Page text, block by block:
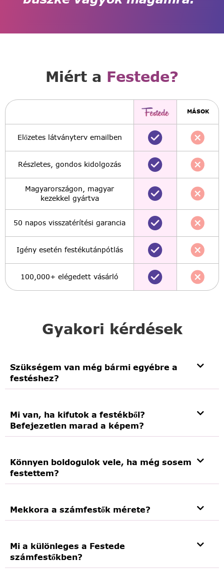
Gyakori kérdések
Szükségem van még bármi egyébre a
festéshez?
Mi van, ha kifutok a festékből?
Befejezetlen marad a képem?
Könnyen boldogulok vele, ha még sosem
festettem?
Mekkora a számfestők mérete?
Mi a különleges a Festede
számfestőkben?
Miért a Festede?
MÁSOK
Előzetes látványterv emailben
Részletes, gondos kidolgozás
Magyarországon, magyar
kezekkel gyártva
50 napos visszatérítési garancia
Igény esetén festékutánpótlás
100,000+ elégedett vásárló